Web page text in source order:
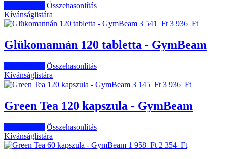
Összehasonlítás
Kívánságlistára
3 541 Ft 3 936 Ft
Glükomannán 120 tabletta - GymBeam
Összehasonlítás
Kívánságlistára
3 145 Ft 3 936 Ft
Green Tea 120 kapszula - GymBeam
Összehasonlítás
Kívánságlistára
1 958 Ft 2 354 Ft